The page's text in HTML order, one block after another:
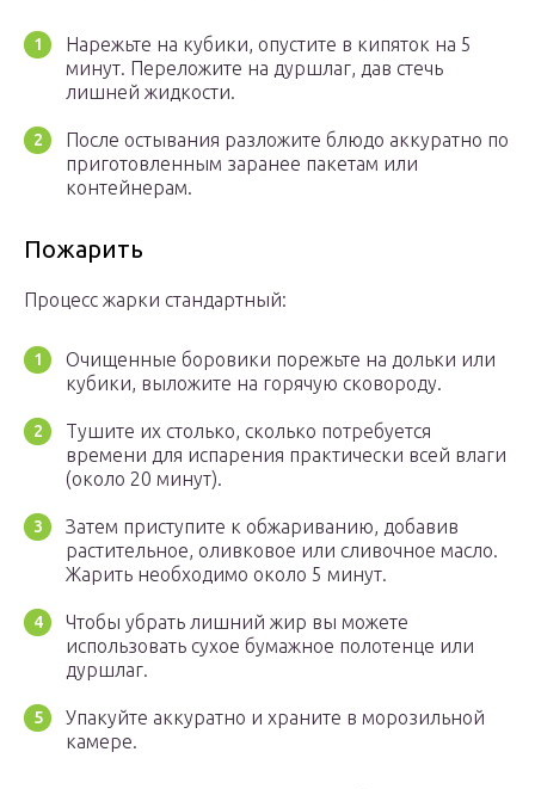
Нарежьте на кубики, опустите в кипяток на 5
минут. Переложите на дуршлаг, дав стечь
лишней жидкости.
После остывания разложите блюдо аккуратно по
приготовленным заранее пакетам или
контейнерам.
Пожарить
Процесс жарки стандартный:
Очищенные боровики порежьте на дольки или
кубики, выложите на горячую сковороду.
Тушите их столько, сколько потребуется
времени для испарения практически всей влаги
(около 20 минут).
Затем приступите к обжариванию, добавив
растительное, оливковое или сливочное масло.
Жарить необходимо около 5 минут.
Чтобы убрать лишний жир вы можете
использовать сухое бумажное полотенце или
дуршлаг.
Упакуйте аккуратно и храните в морозильной
камере.